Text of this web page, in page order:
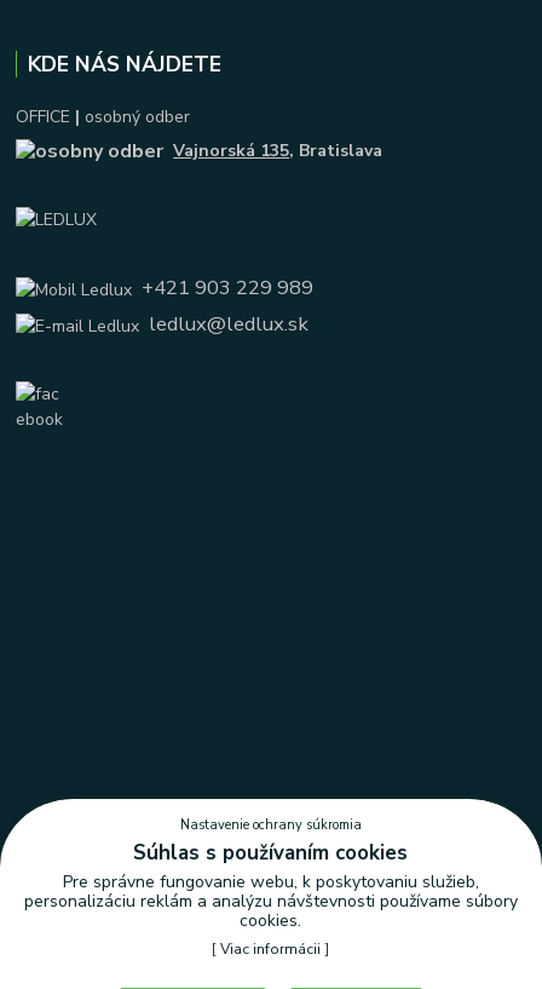
KDE NÁS NÁJDETE
OFFICE | osobný odber
Vajnorská 135, Bratislava
+421 903 229 989
ledlux@ledlux.sk
Nastavenie ochrany súkromia
Súhlas s používaním cookies
Pre správne fungovanie webu, k poskytovaniu služieb,
personalizáciu reklám a analýzu návštevnosti používame súbory
cookies.
[Viac informácii ]